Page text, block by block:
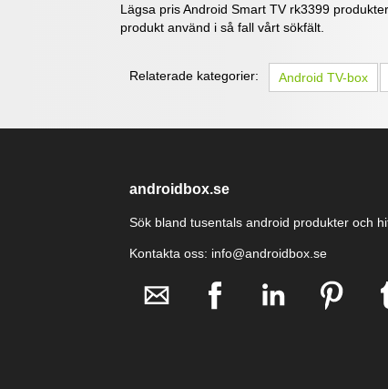
Lägsa pris Android Smart TV rk3399
produkt använd i så fall vårt sökfält.
Relaterade kategorier: Android TV-box
androidbox.se
Sök bland tusentals android produkter och
Kontakta oss: info@androidbox.se